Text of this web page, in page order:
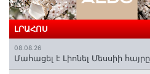
ԼՐԱՀՈՍ
08.08.26
Մահացել է Լիոնել Մեսսիի հայրը